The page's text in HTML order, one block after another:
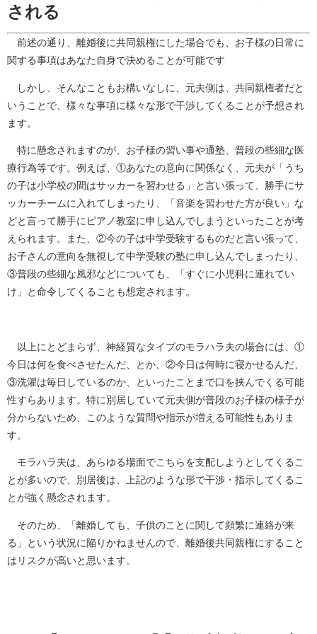
される
前述の通り、離婚後に共同親権にした場合でも、お子様の日常に
関する事項はあなた自身で決めることが可能です
しかし、そんなこともお構いなしに、元夫側は、共同親権者だと
いうことで、様々な事項に様々な形で干渉してくることが予想され
ます。
特に懸念されますのが、お子様の習い事や通塾、普段の些細な医
療行為等です。例えば、①あなたの意向に関係なく、元夫が「うち
の子は小学校の間はサッカーを習わせる」と言い張って、勝手にサ
ッカーチームに入れてしまったり、「音楽を習わせた方が良い」な
どと言って勝手にピアノ教室に申し込んでしまうといったことが考
えられます。また、②今の子は中学受験するものだと言い張って、
お子さんの意向を無視して中学受験の塾に申し込んでしまったり、
③普段の些細な風邪などについても、「すぐに小児科に連れてい
け」と命令してくることも想定されます。
以上にとどまらず、神経質なタイプのモラハラ夫の場合には、①
今日は何を食べさせたんだ、とか、②今日は何時に寝かせるんだ、
③洗濯は毎日しているのか、といったことまで口を挟んでくる可能
性すらあります。特に別居していて元夫側が普段のお子様の様子が
分からないため、このような質問や指示が増える可能性もありま
す。
モラハラ夫は、あらゆる場面でこちらを支配しようとしてくるこ
とが多いので、別居後は、上記のような形で干渉・指示してくるこ
とが強く懸念されます。
そのため、「離婚しても、子供のことに関して頻繁に連絡が来
る」という状況に陥りかねませんので、離婚後共同親権にすること
はリスクが高いと思います。